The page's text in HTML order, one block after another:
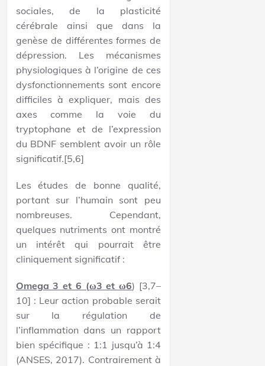
sociales, de la plasticité
cérébrale ainsi que dans la
genèse de différentes formes de
dépression. Les mécanismes
physiologiques à l’origine de ces
dysfonctionnements sont encore
difficiles à expliquer, mais des
axes comme la voie du
tryptophane et de l’expression
du BDNF semblent avoir un rôle
significatif.[5,6]
Les études de bonne qualité,
portant sur l’humain sont peu
nombreuses. Cependant,
quelques nutriments ont montré
un intérêt qui pourrait être
cliniquement significatif :
Omega 3 et 6 (ω3 etω6) [3,7–
10] : Leur action probable serait
sur la régulation de
l’inflammation dans un rapport
bien spécifique : 1:1 jusqu’à 1:4
(ANSES, 2017). Contrairement à